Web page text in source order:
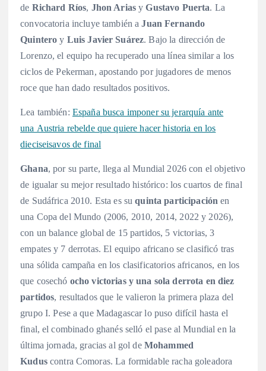
de Richard Ríos, Jhon AriasyGustavo Puerta. La
convocatoria incluye también aJuan Fernando
Quintero y Luis Javier Suárez. Bajo la dirección de
Lorenzo, el equipo ha recuperado una línea similar a los
ciclos de Pekerman, apostando por jugadores de menos
roce que han dado resultados positivos.
Lea también: España busca imponer su jerarquía ante
una Austria rebelde que quiere hacer historia en los
dieciseisavos de final
Ghana, por su parte, llega al Mundial 2026 con el objetivo
de igualar su mejor resultado histórico: los cuartos de final
de Sudáfrica 2010. Esta es suquinta participación en
una Copa del Mundo (2006, 2010, 2014, 2022 y 2026),
con un balance global de 15 partidos, 5 victorias, 3
empates y 7 derrotas. El equipo africano se clasificó tras
una sólida campaña en los clasificatorios africanos, en los
que cosechó ocho victorias y una sola derrota en diez
partidos, resultados que le valieron la primera plaza del
grupo I. Pese a que Madagascar lo puso difícil hasta el
final, el combinado ghanés selló el pase al Mundial en la
última jornada, gracias al gol de Mohammed
Kuduscontra Comoras. La formidable racha goleadora